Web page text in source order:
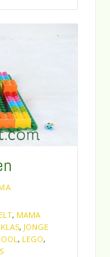
, MAMA
, JONGE
, LEGO,